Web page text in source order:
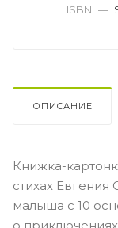
ISBN —
ОПИСАНИЕ
Книжка-
стихах
малыша с 10
о